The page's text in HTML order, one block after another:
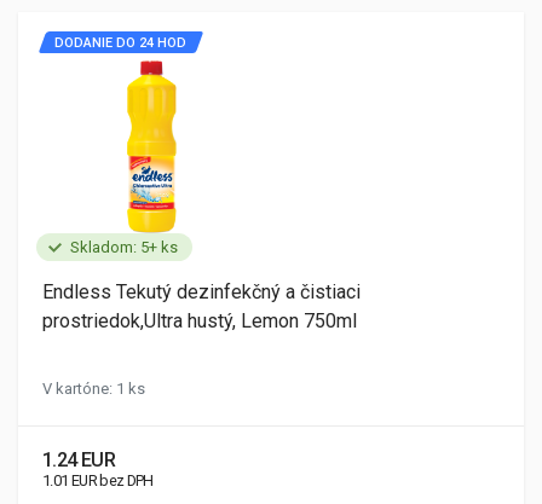
Skladom: 5+ ks
DODANIE DO 24 HOD
Endless Tekutý dezinfekčný a čistiaci
prostriedok,Ultra hustý, Lemon 750ml
V kartóne: 1 ks
1.24 EUR
1.01 EUR bez DPH